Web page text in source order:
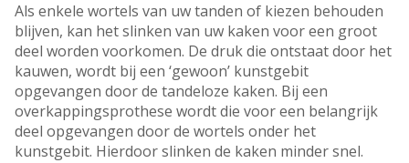
Als enkele wortels van uw tanden of kiezen behouden
blijven, kan het slinken van uw kaken voor een groot
deel worden voorkomen. De druk die ontstaat door het
kauwen, wordt bij een ‘gewoon’ kunstgebit
opgevangen door de tandeloze kaken. Bij een
overkappingsprothese wordt die voor een belangrijk
deel opgevangen door de wortels onder het
kunstgebit. Hierdoor slinken de kaken minder snel.